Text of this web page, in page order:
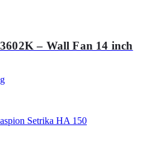
– Wall Fan 14 inch